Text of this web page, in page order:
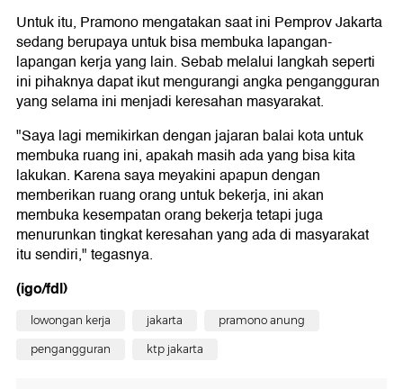
Untuk itu, Pramono mengatakan saat ini Pemprov Jakarta
sedang berupaya untuk bisa membuka lapangan-
lapangan kerja yang lain. Sebab melalui langkah seperti
ini pihaknya dapat ikut mengurangi angka pengangguran
yang selama ini menjadi keresahan masyarakat.
"Saya lagi memikirkan dengan jajaran balai kota untuk
membuka ruang ini, apakah masih ada yang bisa kita
lakukan. Karena saya meyakini apapun dengan
memberikan ruang orang untuk bekerja, ini akan
membuka kesempatan orang bekerja tetapi juga
menurunkan tingkat keresahan yang ada di masyarakat
itu sendiri," tegasnya.
(igo/fdl)
lowongan kerja jakarta pramono anung
pengangguran ktp jakarta